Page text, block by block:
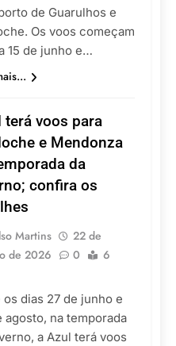
de Guarulhos e
Os voos começam
15 de junho e…
terá voos para
e Mendonza
da
confira os
Martins
22 de
de 2026
0
6
os dias 27 de junho e
agosto, na temporada
a Azul terá voos